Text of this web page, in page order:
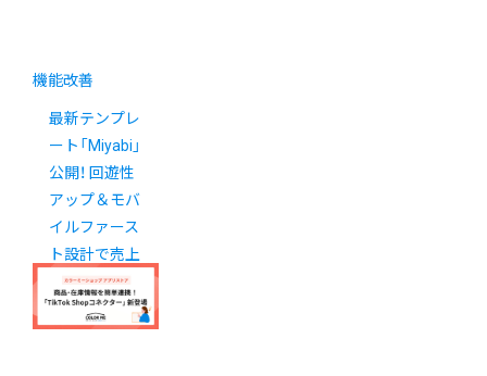
機能改善
最新テンプレ
ート「Miyabi」
公開！ 回遊性
アップ＆モバ
イルファース
ト設計で売上
アップに貢献